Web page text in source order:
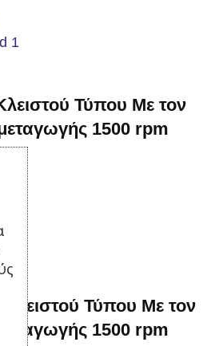
Τύπου Με τον
1500 rpm
Κλειστού Τύπου Με τον
1500 rpm